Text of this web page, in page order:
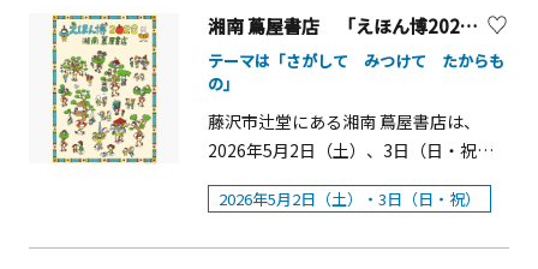
エイトが運営するJRE MALL「伊湘箱」
で販売中です。イベント概要 ■開催
日：2026年5月5日（火・祝）■時間：
第1部：10：30～13：50頃／第2部：
12：10～15：30頃■開催場所：茅ケ崎
■集合場所：茅ケ崎駅改札外の特設ブ
学生まで1名＋保護者1名)または、3名1
■参加費：無料（※一部有料プログラ
ムあり）■対象：子どもから大人まで
■主催：東高根森林公園【県立東高根
置し、川崎市内唯一の県立公園です。
神奈川県の天然記念物のシラカシ林
や、弥生時代の集落跡である東高根遺
跡（古代芝生広場）があります。ま
た、園内には花の見どころも多く、湿
します。見事正解にたどり着いた方に
は、数量限定の記念品を進呈します。
同日同会場では、寒川町の縄文時代を
テーマとした「守られし里 縄文フェ
ス」(さむかわ音楽ひろば主催)が開催さ
としても実施します。「歩いて・解い
湘南 蔦屋書店 「えほん博2026」【藤沢市】
テーマは「さがして みつけて たからも
の」
藤沢市辻堂にある湘南 蔦屋書店は、
2026年5月2日（土）、3日（日・祝）
に、「えほん博 2026」を初開催しま
す。「さがして みつけて たからも
2026年5月2日（土）・3日（日・祝）